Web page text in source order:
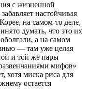
с жизненной
настойчивая
на самом-то деле,
думать, что это их
а на самом
— там уже целая
и той же пары
мифов»
хотя миска риса для
остается